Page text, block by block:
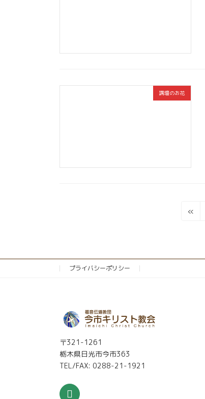
講壇のお花
ペ
ジ
送
り
«
プライバシーポリシー
〒321-1261
栃木県日光市今市363
TEL/FAX: 0288-21-1921